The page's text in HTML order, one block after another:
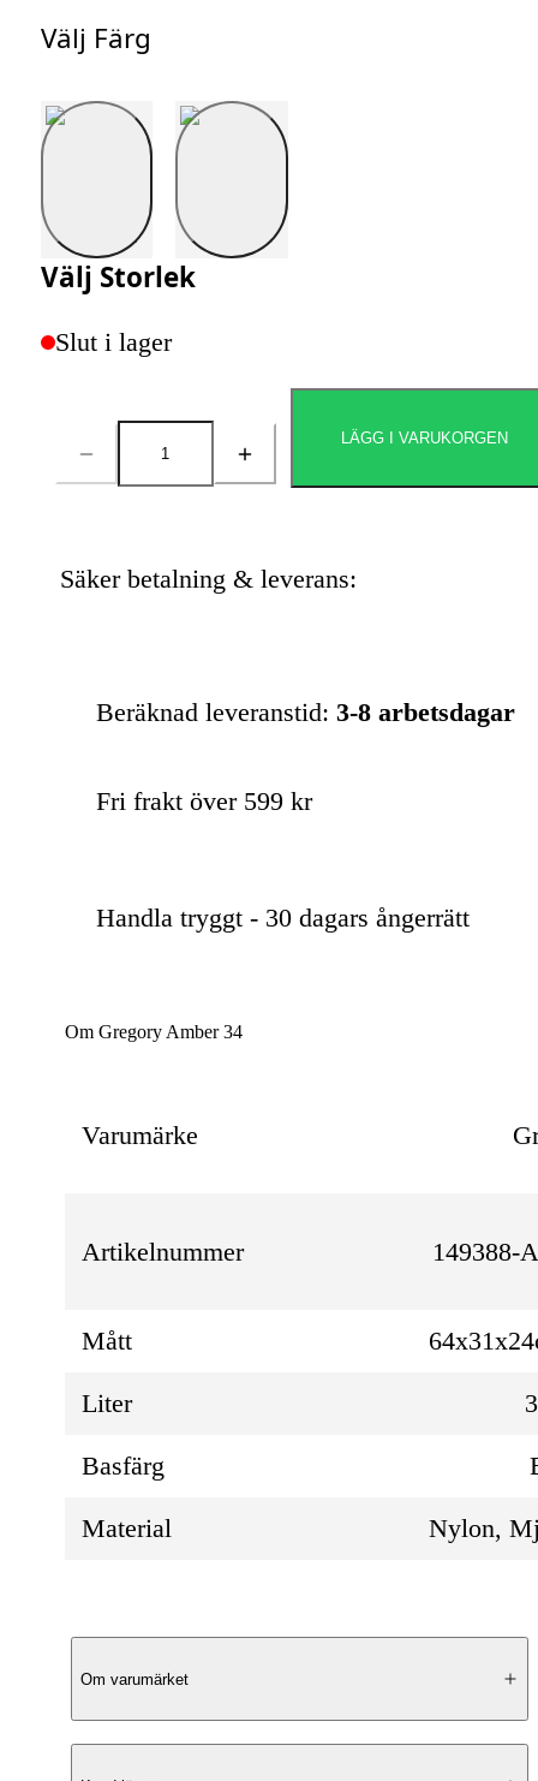
Välj Färg
Välj Färg
Välj Storlek
Slut i lager
Antal
LÄGG I VARUKORGEN
Säker betalning & leverans:
Beräknad leveranstid: 3-8 arbetsdagar
Fri frakt över 599 kr
Handla tryggt - 30 dagars ångerrätt
Om Gregory Amber 34
Varumärke
Artikelnummer 149388-
Mått
Liter
Basfärg
Material Nylon,
Produktbeskrivning
Justerbar Passform
Om varumärket